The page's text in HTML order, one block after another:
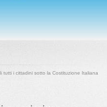
tutti i cittadini sotto la Costituzione Italiana